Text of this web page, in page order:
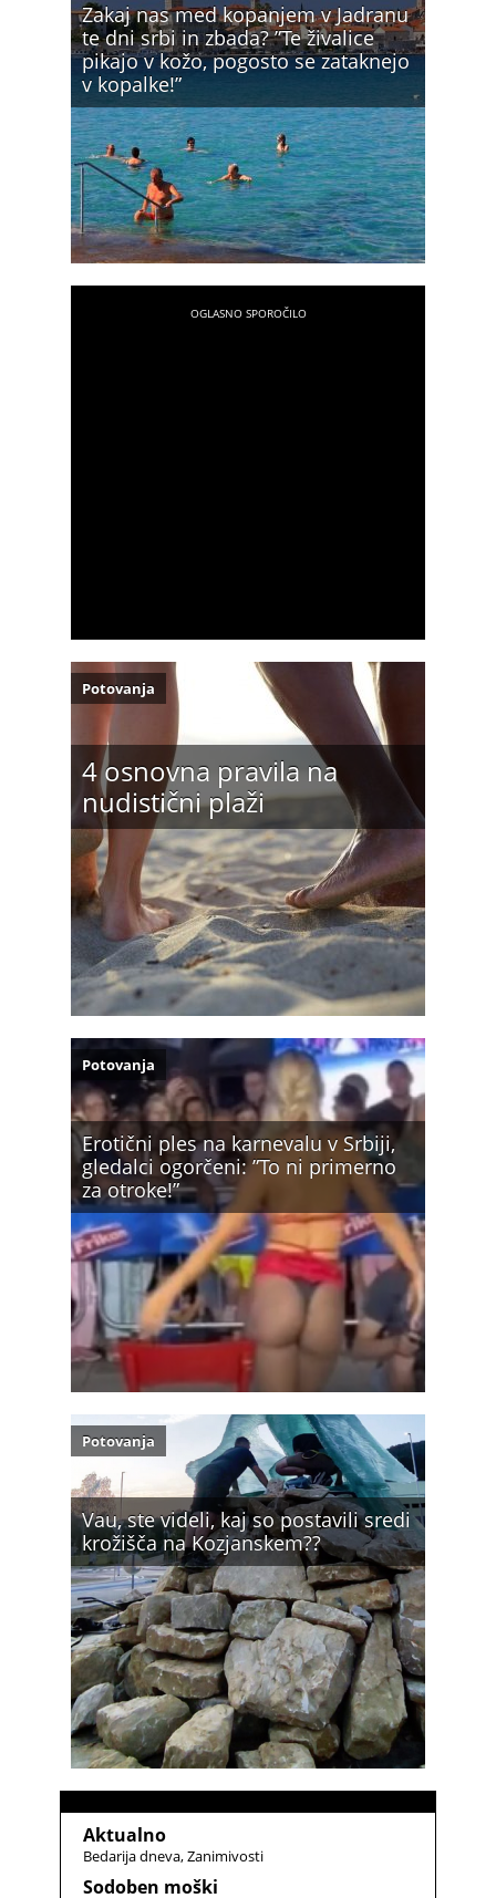
Zakaj nas med kopanjem v Jadranu
te dni srbi in zbada? ”Te živalice
pikajo v kožo, pogosto se zataknejo
v kopalke!”
4 osnovna pravila na
nudistični plaži
Potovanja
Erotični ples na karnevalu v Srbiji,
gledalci ogorčeni: ”To ni primerno
za otroke!”
Potovanja
Vau, ste videli, kaj so postavili sredi
krožišča na Kozjanskem??
Potovanja
Aktualno
Bedarija dneva Zanimivosti
Sodoben moški